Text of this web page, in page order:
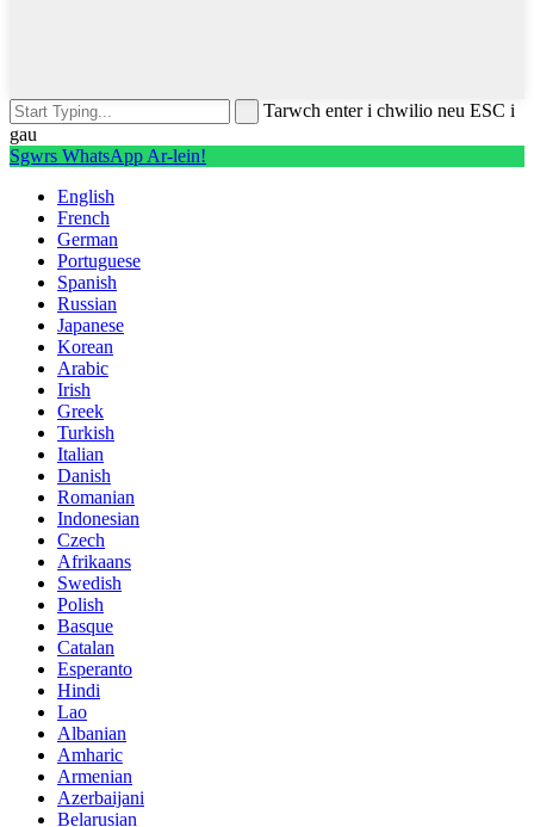
Tarwch enter i chwilio neu ESC i
gau
Sgwrs WhatsApp Ar-lein!
English
French
German
Portuguese
Spanish
Russian
Japanese
Korean
Arabic
Irish
Greek
Turkish
Italian
Danish
Romanian
Indonesian
Czech
Afrikaans
Swedish
Polish
Basque
Catalan
Esperanto
Hindi
Lao
Albanian
Amharic
Armenian
Azerbaijani
Belarusian